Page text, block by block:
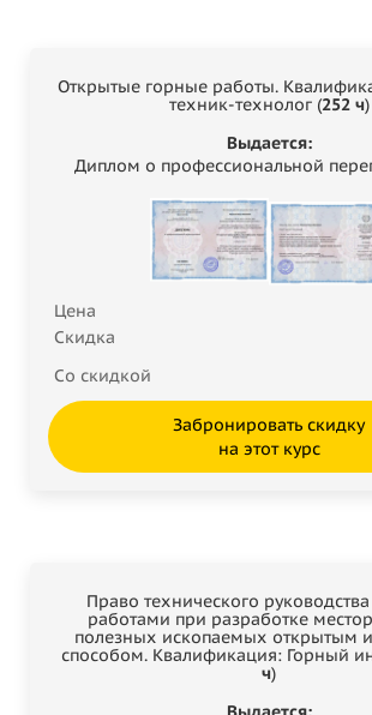
Открытые горные работы.
техник-технолог (252 ч)
Выдается:
Диплом о профессиональной
Цена
Скидка
Со скидкой
Забронировать скидку
на этот курс
Право технического
работами при разработке
полезных ископаемых открытым
способом. Квалификация: Горный
ч)